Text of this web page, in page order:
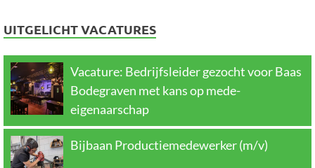
UITGELICHT VACATURES
Vacature: Bedrijfsleider gezocht voor Baas
Bodegraven met kans op mede-
eigenaarschap
Bijbaan Productiemedewerker (m/v)